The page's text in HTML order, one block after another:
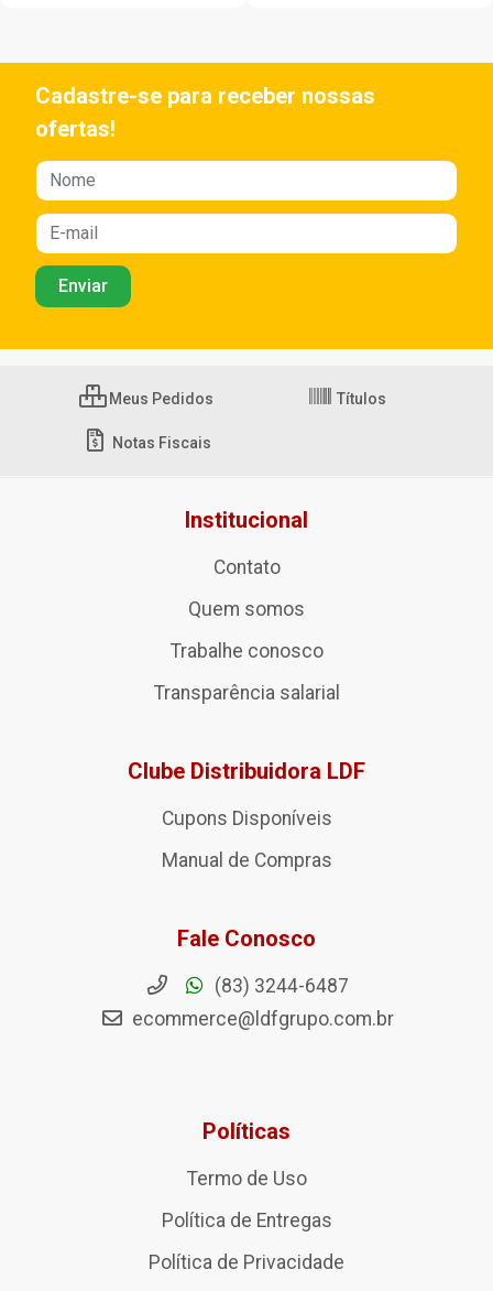
Cadastre-se para receber nossas
ofertas!
Meus Pedidos Títulos
Notas Fiscais
Institucional
Contato
Quem somos
Trabalhe conosco
Transparência salarial
Clube Distribuidora LDF
Cupons Disponíveis
Manual de Compras
Fale Conosco
(83) 3244-6487
ecommerce@ldfgrupo.com.br
Políticas
Termo de Uso
Política de Entregas
Política de Privacidade